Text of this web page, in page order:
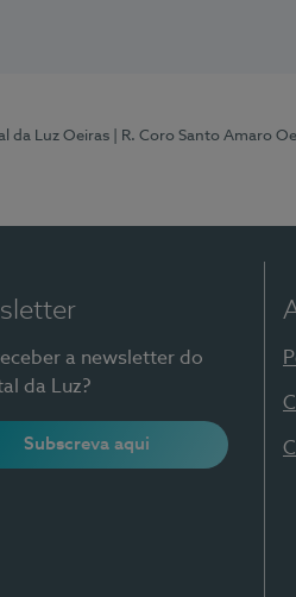
da Luz Oeiras | R. Coro Santo Amaro
a newsletter do
da Luz?
Subscreva aqui